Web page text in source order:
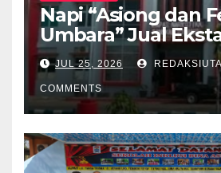
Napi “Asiong dan
Umbara” Jual
Dalam Lapas Rp
Butir
JUL 25, 2026
COMMENTS